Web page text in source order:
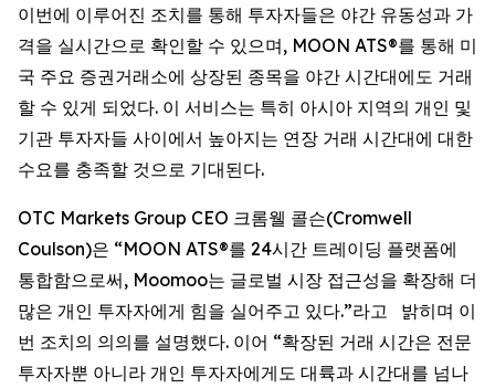
이번에 이루어진 조치를 통해 투자자들은 야간 유동성과 가
격을 실시간으로 확인할 수 있으며, MOON ATS®를 통해 미
국 주요 증권거래소에 상장된 종목을 야간 시간대에도 거래
할 수 있게 되었다. 이 서비스는 특히 아시아 지역의 개인 및
기관 투자자들 사이에서 높아지는 연장 거래 시간대에 대한
수요를 충족할 것으로 기대된다.
OTC Markets Group CEO 크롬웰 콜슨(Cromwell
Coulson)은 “MOON ATS®를 24시간 트레이딩 플랫폼에
통합함으로써, Moomoo는 글로벌 시장 접근성을 확장해 더
많은 개인 투자자에게 힘을 실어주고 있다.”라고 밝히며 이
번 조치의 의의를 설명했다. 이어 “확장된 거래 시간은 전문
투자자뿐 아니라 개인 투자자에게도 대륙과 시간대를 넘나